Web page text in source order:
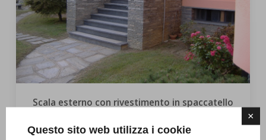
×
Questo sito web utilizza i cookie
Scala esterno con rivestimento in spaccatello
Scala esterno con rivestimento in